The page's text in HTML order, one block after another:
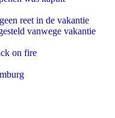
reet in de vakantie
vanwege vakantie
on fire